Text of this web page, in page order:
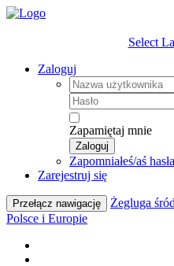
Select
Zaloguj
Zapamiętaj mnie
Zaloguj
Zapomniałeś/aś
Zarejestruj się
Przełącz nawigację
Żegluga
Polsce i Europie